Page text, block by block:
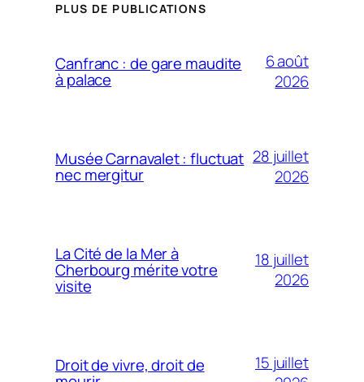
PLUS DE PUBLICATIONS
Canfranc : de gare maudite
à palace
6 août
2026
Musée Carnavalet : fluctuat
nec mergitur
28 juillet
2026
La Cité de la Mer à
Cherbourg mérite votre
visite
18 juillet
2026
Droit de vivre, droit de
15 juillet